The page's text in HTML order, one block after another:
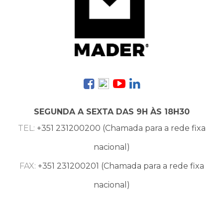
SEGUNDA A SEXTA DAS 9H ÀS 18H30
TEL: +351 231200200 (Chamada para a rede fixa
nacional)
FAX: +351 231200201 (Chamada para a rede fixa
nacional)